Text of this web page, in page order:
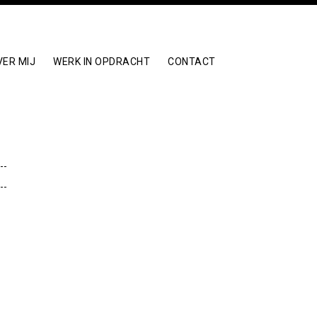
MIJ WERK IN OPDRACHT CONTACT